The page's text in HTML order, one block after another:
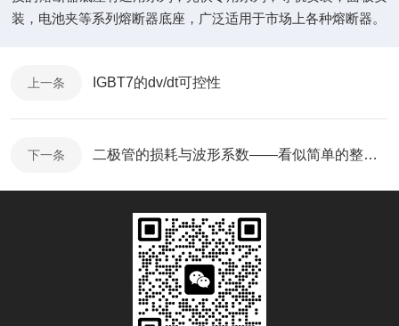
装，电池夹等系列熔断器底座，广泛适用于市场上各种熔断器。
上一条 IGBT7的dv/dt可控性
下一条 二极管的损耗与波形系数——看似简单的整流电路详解